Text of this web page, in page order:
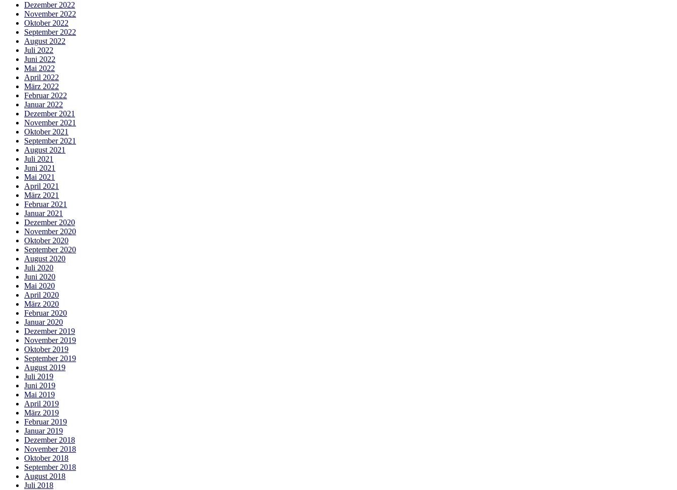
Dezember 2022
November 2022
Oktober 2022
September 2022
August 2022
Juli 2022
Juni 2022
Mai 2022
April 2022
März 2022
Februar 2022
Januar 2022
Dezember 2021
November 2021
Oktober 2021
September 2021
August 2021
Juli 2021
Juni 2021
Mai 2021
April 2021
März 2021
Februar 2021
Januar 2021
Dezember 2020
November 2020
Oktober 2020
September 2020
August 2020
Juli 2020
Juni 2020
Mai 2020
April 2020
März 2020
Februar 2020
Januar 2020
Dezember 2019
November 2019
Oktober 2019
September 2019
August 2019
Juli 2019
Juni 2019
Mai 2019
April 2019
März 2019
Februar 2019
Januar 2019
Dezember 2018
November 2018
Oktober 2018
September 2018
August 2018
Juli 2018